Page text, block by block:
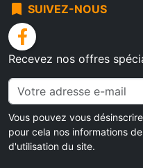
bookmark SUIVEZ-NOUS
facebook
Recevez nos offres
Vous pouvez vous
pour cela nos informations
d'utilisation du site.